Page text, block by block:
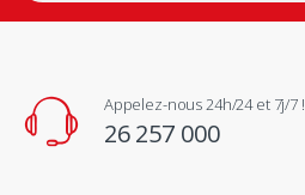
Appelez-nous 24h/24 et 7j/7 !
26 257 000